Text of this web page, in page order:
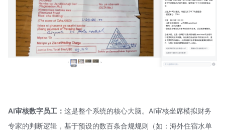
AI审核数字员工： 这是整个系统的核心大脑。AI审核坐席模拟财务
专家的判断逻辑，基于预设的数百条合规规则（如：海外住宿水单